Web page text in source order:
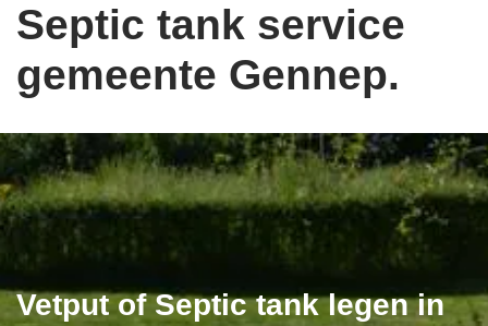
Septic tank service
gemeente Gennep.
Vetput of Septic tank legen in